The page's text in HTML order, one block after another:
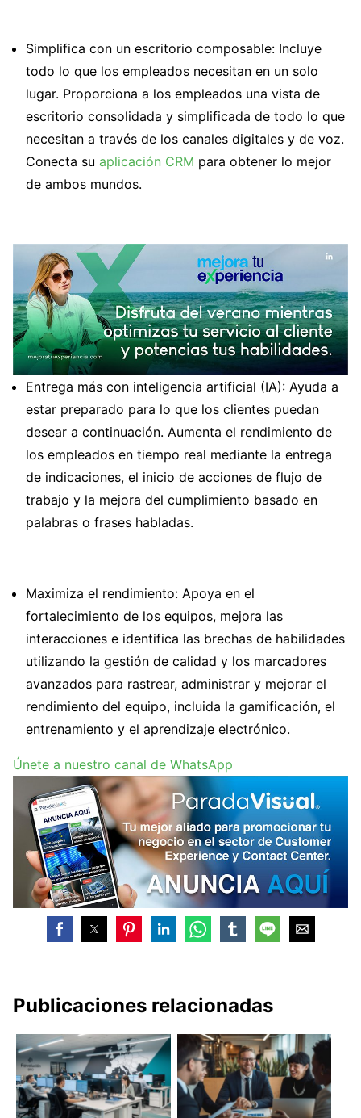
Simplifica con un escritorio composable: Incluye
todo lo que los empleados necesitan en un solo
lugar. Proporciona a los empleados una vista de
escritorio consolidada y simplificada de todo lo que
necesitan a través de los canales digitales y de voz.
Conecta su aplicación CRM para obtener lo mejor
de ambos mundos.
Entrega más con inteligencia artificial (IA): Ayuda a
estar preparado para lo que los clientes puedan
desear a continuación. Aumenta el rendimiento de
los empleados en tiempo real mediante la entrega
de indicaciones, el inicio de acciones de flujo de
trabajo y la mejora del cumplimiento basado en
palabras o frases habladas.
Maximiza el rendimiento: Apoya en el
fortalecimiento de los equipos, mejora las
interacciones e identifica las brechas de habilidades
utilizando la gestión de calidad y los marcadores
avanzados para rastrear, administrar y mejorar el
rendimiento del equipo, incluida la gamificación, el
entrenamiento y el aprendizaje electrónico.
Únete a nuestro canal de WhatsApp
Publicaciones relacionadas